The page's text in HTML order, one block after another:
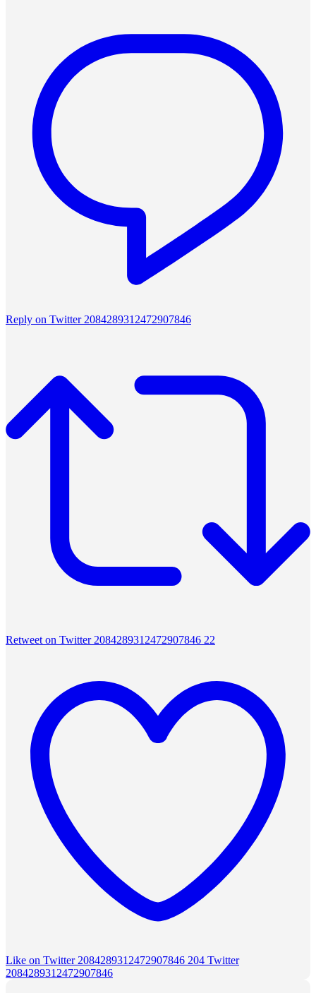
Reply on Twitter 2084289312472907846
Retweet on Twitter 2084289312472907846 22
Like on Twitter 2084289312472907846 204 Twitter
2084289312472907846